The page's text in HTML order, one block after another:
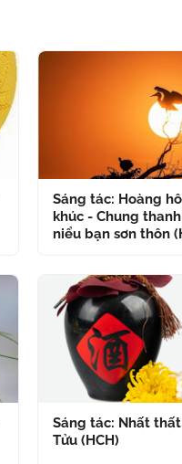
Sáng tác: Hoàng
khúc - Chung
niểu bạn sơn thôn
Sáng tác: Nhất
Tửu (HCH)